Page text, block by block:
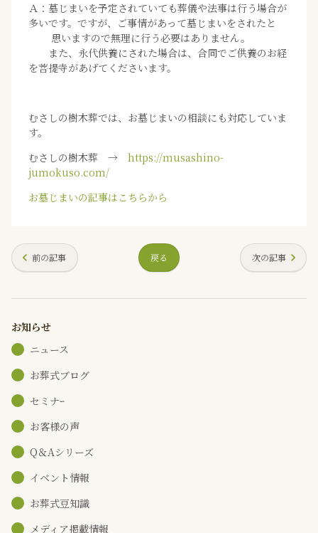
Ａ：墓じまいを予定されていても葬儀や法事は行う場合が
多いです。ですが、ご事情があって墓じまいをされたと
思いますので無理に行う必要はありません。
また、永代供養にされた場合は、合同でご供養のお経
を菩提寺があげてくださいます。
むさしの樹木葬では、お墓じまいの相談にも対応していま
す。
むさしの樹木葬 → https://musashino-
jumokuso.com/
お墓じまいの記事はこちらから
前の記事 戻る 次の記事
お知らせ
ニュース
お葬式ブログ
セミナｰ
お客様の声
Q＆Aシリーズ
イベント情報
お葬式豆知識
メディア掲載情報